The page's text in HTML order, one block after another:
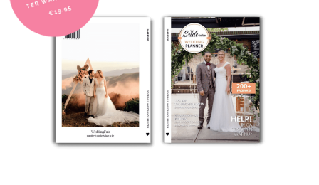
Zowel voor geur als zacht licht zijn flakkerende kaarsen
veilig gehuisvest in glas of een vuurvast vat mooi en
romantisch. Bewaar er een paar in je kamer, samen met
een doos met stevige, houten lucifers.
Een telefoon-dockingstation of een klein geluidssysteem
is voldoende om rustgevende geluiden door de kamer te
laten zweven. Dit kan zelfs goed van pas komen als je
probeert te ontspannen tijdens het lezen of voor
omgevingsgeluid als je in slaap valt.